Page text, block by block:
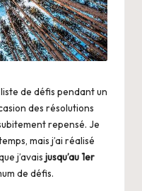
de défis pendant un
des résolutions
repensé. Je
mais j’ai réalisé
j’avais jusqu’au 1er
de défis.